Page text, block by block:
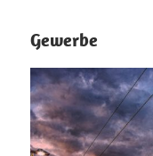
Gewerbe